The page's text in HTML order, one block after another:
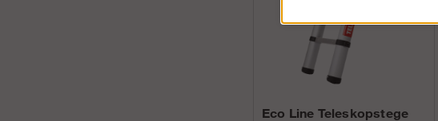
Eco Line Teleskopstege